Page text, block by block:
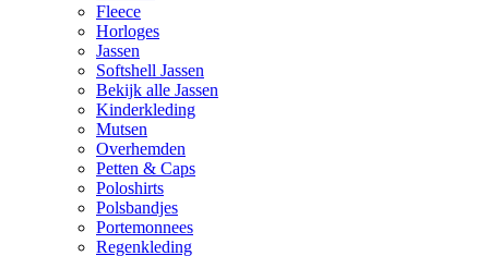
Fleece
Horloges
Jassen
Softshell Jassen
Bekijk alle Jassen
Kinderkleding
Mutsen
Overhemden
Petten & Caps
Poloshirts
Polsbandjes
Portemonnees
Regenkleding